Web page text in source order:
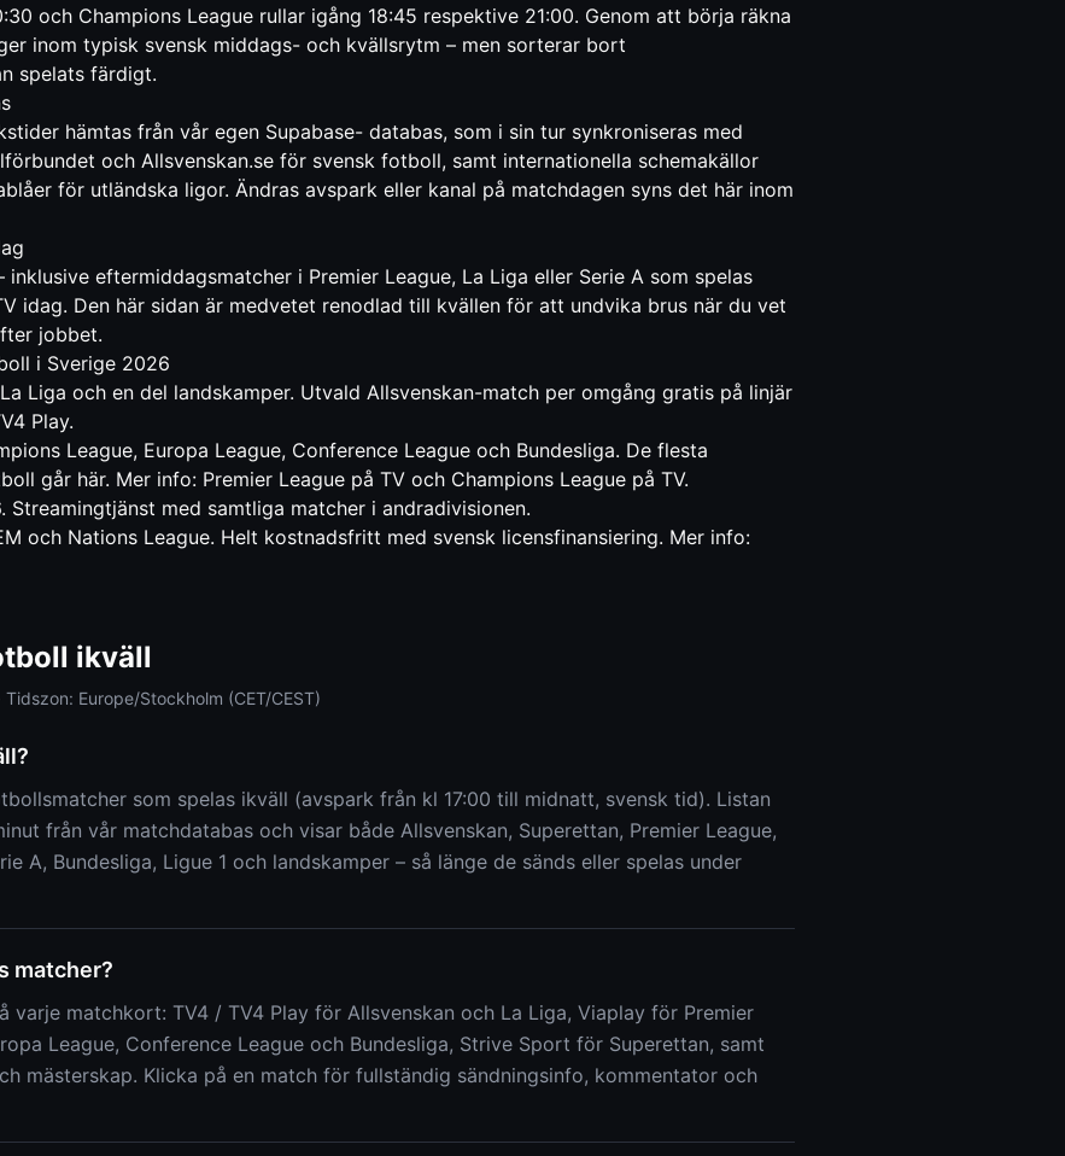
och Champions League rullar igång 18:45 respektive 21:00. Genom att börja räkna
inom typisk svensk middags- och kvällsrytm – men sorterar bort
spelats färdigt.
hämtas från vår egen Supabase- databas, som i sin tur synkroniseras med
och Allsvenskan.se för svensk fotboll, samt internationella schemakällor
för utländska ligor. Ändras avspark eller kanal på matchdagen syns det här inom
inklusive eftermiddagsmatcher i Premier League, La Liga eller Serie A som spelas
idag. Den här sidan är medvetet renodlad till kvällen för att undvika brus när du vet
jobbet.
i Sverige 2026
Liga och en del landskamper. Utvald Allsvenskan-match per omgång gratis på linjär
Play.
League, Europa League, Conference League och Bundesliga. De flesta
går här. Mer info: Premier League på TV och Champions League på TV.
Streamingtjänst med samtliga matcher i andradivisionen.
och Nations League. Helt kostnadsfritt med svensk licensfinansiering. Mer info:
ikväll
Tidszon: Europe/Stockholm (CET/CEST)
som spelas ikväll (avspark från kl 17:00 till midnatt, svensk tid). Listan
från vår matchdatabas och visar både Allsvenskan, Superettan, Premier League,
A, Bundesliga, Ligue 1 och landskamper – så länge de sänds eller spelas under
matcher?
varje matchkort: TV4 / TV4 Play för Allsvenskan och La Liga, Viaplay för Premier
League, Conference League och Bundesliga, Strive Sport för Superettan, samt
mästerskap. Klicka på en match för fullständig sändningsinfo, kommentator och